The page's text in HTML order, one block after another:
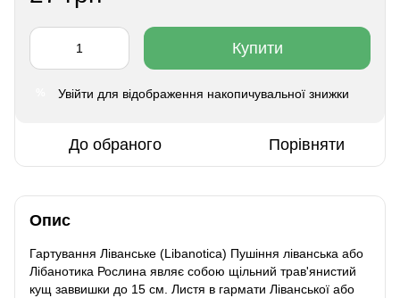
Купити
Увійти для відображення накопичувальної знижки
До обраного Порівняти
Опис
Гартування Ліванське (Libanotica) Пушіння ліванська або
Лібанотика Рослина являє собою щільний трав'янистий
кущ заввишки до 15 см. Листя в гармати Ліванської або